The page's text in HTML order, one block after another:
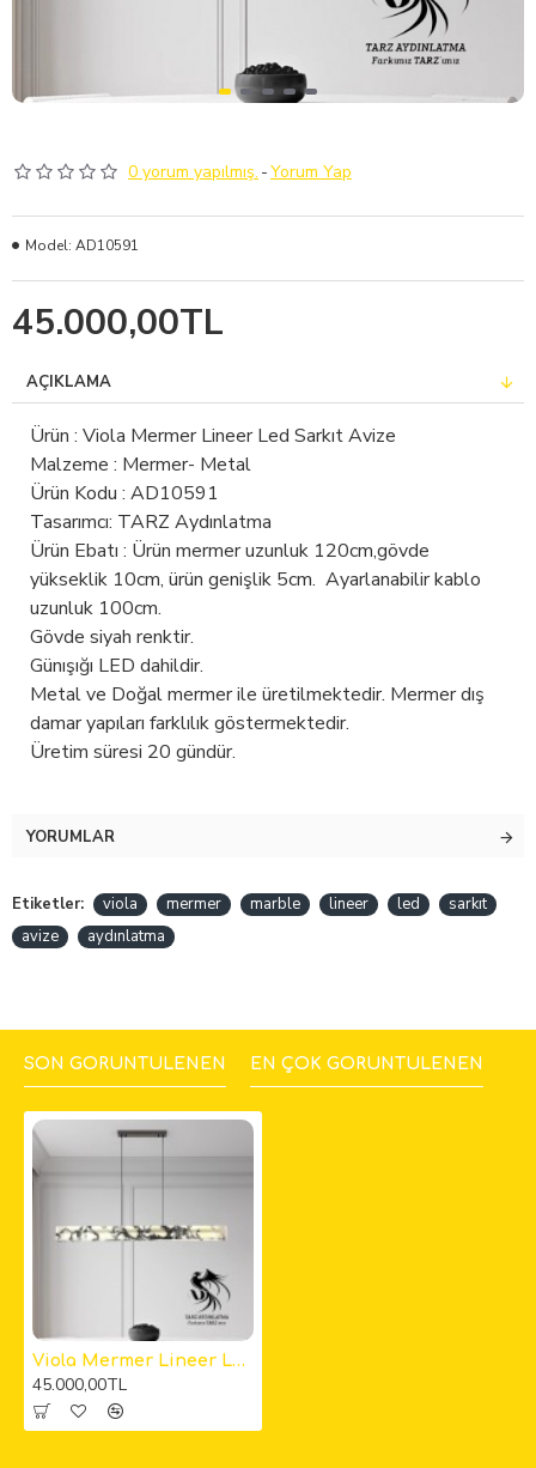
0 yorum yapılmış. -Yorum Yap
45.000,00TL
Model: AD10591
AÇIKLAMA
Ürün : Viola Mermer Lineer Led Sarkıt Avize
Malzeme : Mermer- Metal
Ürün Kodu : AD10591
Tasarımcı: TARZ Aydınlatma
Ürün Ebatı : Ürün mermer uzunluk 120cm,gövde
yükseklik 10cm, ürün genişlik 5cm. Ayarlanabilir kablo
uzunluk 100cm.
Gövde siyah renktir.
Günışığı LED dahildir.
Metal ve Doğal mermer ile üretilmektedir. Mermer dış
damar yapıları farklılık göstermektedir.
Üretim süresi 20 gündür.
YORUMLAR
Etiketler: viola mermer marble lineer led
sarkıt
avize
aydınlatma
SON GÖRÜNTÜLENEN EN ÇOK GÖRÜNTÜLENEN
Viola Mermer Lineer Led Sarkıt Avize
45.000,00TL